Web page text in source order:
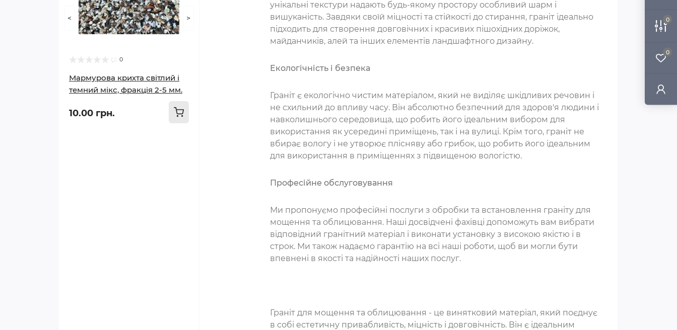
0
0
0
Мармурова крихта світлий і
темний мікс, фракція 2-5 мм.
10.00 грн.
< >
унікальні текстури надають будь-якому простору особливий шарм і
вишуканість. Завдяки своїй міцності та стійкості до стирання, граніт ідеально
підходить для створення довговічних і красивих пішохідних доріжок,
майданчиків, алей та інших елементів ландшафтного дизайну.
Екологічність і безпека
Граніт є екологічно чистим матеріалом, який не виділяє шкідливих речовин і
не схильний до впливу часу. Він абсолютно безпечний для здоров'я людини і
навколишнього середовища, що робить його ідеальним вибором для
використання як усередині приміщень, так і на вулиці. Крім того, граніт не
вбирає вологу і не утворює плісняву або грибок, що робить його ідеальним
для використання в приміщеннях з підвищеною вологістю.
Професійне обслуговування
Ми пропонуємо професійні послуги з обробки та встановлення граніту для
мощення та облицювання. Наші досвідчені фахівці допоможуть вам вибрати
відповідний гранітний матеріал і виконати установку з високою якістю і в
строк. Ми також надаємо гарантію на всі наші роботи, щоб ви могли бути
впевнені в якості та надійності наших послуг.
Граніт для мощення та облицювання - це винятковий матеріал, який поєднує
в собі естетичну привабливість, міцність і довговічність. Він є ідеальним